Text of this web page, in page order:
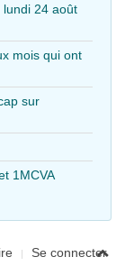
lundi 24 août
mois qui ont
sur
1MCVA
Se connecter